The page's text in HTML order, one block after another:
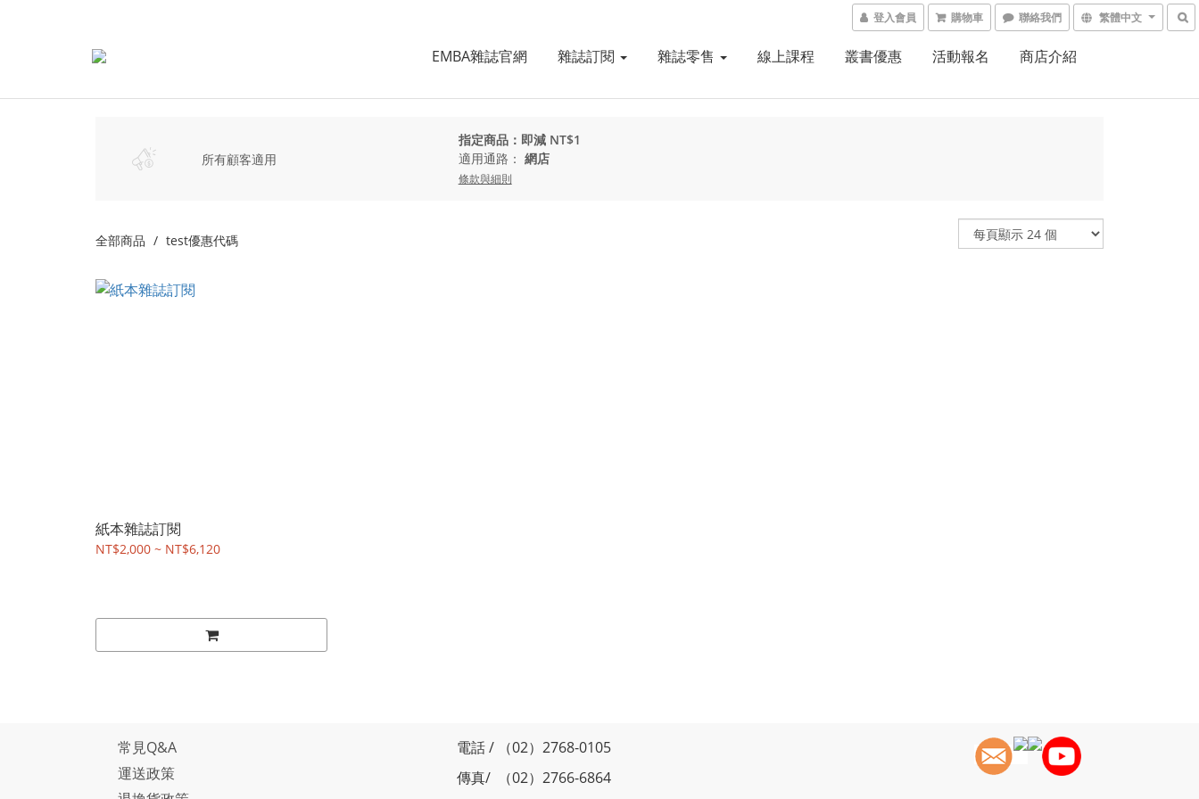
登入會員 購物車 聯絡我們 繁體中文
EMBA雜誌官網 雜誌訂閱 雜誌零售 線上課程 叢書優惠 活動報名 商店介紹
所有顧客適用
指定商品：即減 NT$1
適用通路： 網店
條款與細則
全部商品 test優惠代碼
紙本雜誌訂閱
NT$2,000 ~ NT$6,120
常見Q&A
運送政策
電話 / （02）2768-0105
傳真/ （02）2766-6864